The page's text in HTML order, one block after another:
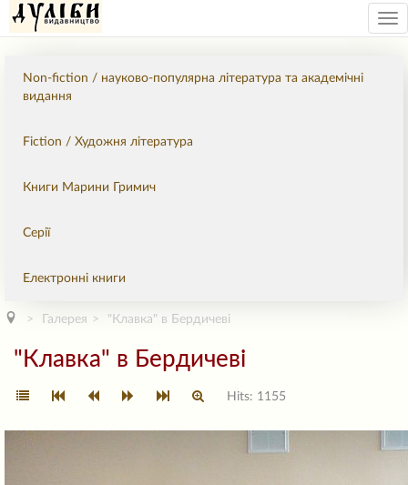
Non-fiction / науково-популярна література та академічні
видання
Fiction / Художня література
Книги Марини Гримич
Серії
Електронні книги
Галерея "Клавка" в Бердичеві
"Клавка" в Бердичеві
Hits: 1155